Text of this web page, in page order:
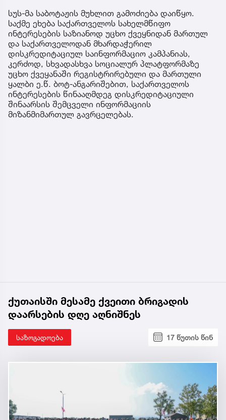
სუს-მა საბოტაჟის მუხლით გამოძიება დაიწყო.
საქმე ეხება საქართველოს სახელმწიფო
ინტერესების საზიანოდ უცხო ქვეყნიდან მართულ
და საქართველოდან მხარდაჭერილ
დისკრედიტაციულ საინფორმაციო კამპანიას,
კერძოდ, სხვადასხვა სოციალურ პლატფორმაზე
უცხო ქვეყანაში რეგისტრირებული და მართული
ყალბი ე.წ. ბოტ-ანგარიშებით, საქართველოს
ინტერესების წინააღმდეგ დისკრედიტაციული
შინაარსის შემცველი ინფორმაციის
მიზანმიმართულ გავრცელებას.
ქუთაისში მესამე ქვეითი ბრიგადის
დაარსების დღე აღნიშნეს
საზოგადოება 17 წუთის წინ